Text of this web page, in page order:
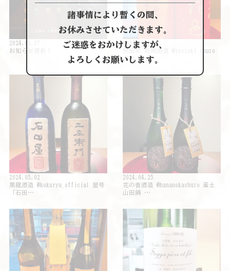
2024.06.07
お知らせ更新！
2024.05.24
秋田県 両関酒造 @ryozeki_shuzo
花邑 秋…
2024.05.02
黒龍酒造 @kokuryu_official 屋号
「石田…
2024.04.25
花の香酒造 @hananokashuzo 産土
山田錦 …
諸事情により暫くの間、
お休みさせていただきます。
ご迷惑をおかけしますが、
よろしくお願いします。